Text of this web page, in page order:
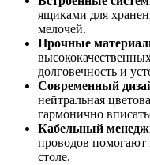
ящиками для
мелочей.
Прочные
долговечность и
Современный
нейтральная
гармонично
Кабельный
проводов помогают
столе.